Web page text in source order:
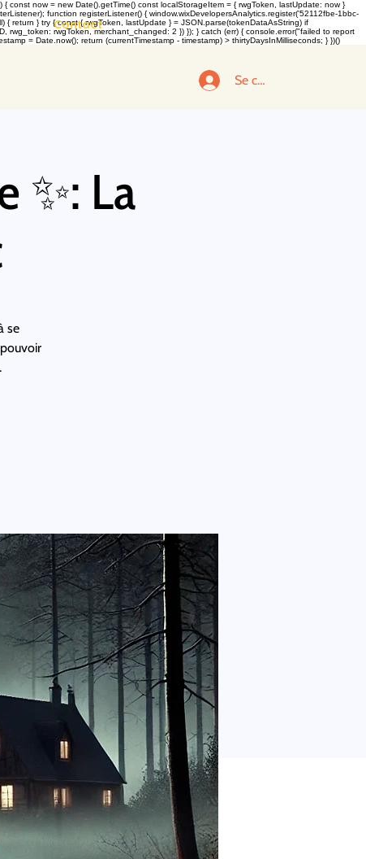
const now = new Date().getTime() const localStorageItem = { rwgToken, lastUpdate: now }
function registerListener() { window.wixDevelopersAnalytics.register('52112fbe-1bbc-
return } try { const { rwgToken, lastUpdate } = JSON.parse(tokenDataAsString) if
rwg_token: rwgToken, merchant_changed: 2 }) }); } catch (err) { console.error("failed to report
= Date.now(); return (currentTimestamp - timestamp) > thirtyDaysInMilliseconds; } })()
Contact
Se connecter
✨: La
se